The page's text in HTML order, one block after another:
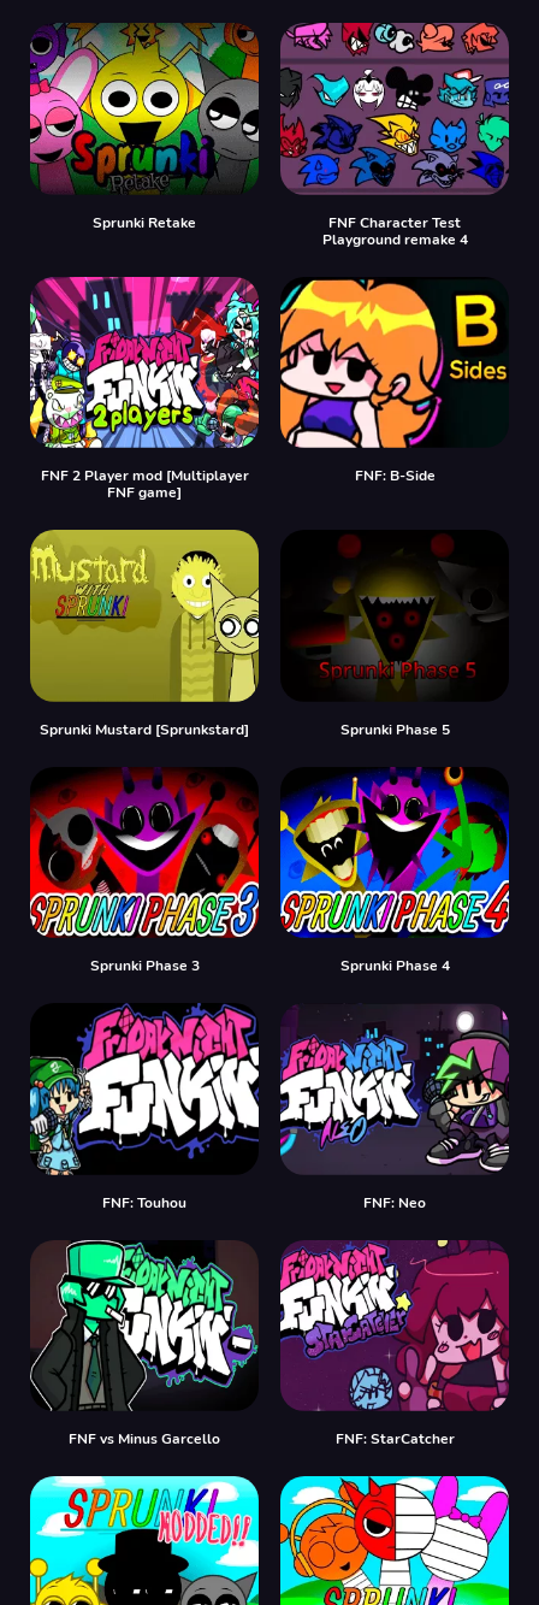
Sprunki Retake
FNF Character Test
Playground remake 4
FNF 2 Player mod [Multiplayer
FNF game]
FNF: B-Side
Sprunki Mustard [Sprunkstard] Sprunki Phase 5
Sprunki Phase 3 Sprunki Phase 4
FNF: Touhou FNF: Neo
FNF vs Minus Garcello FNF: StarCatcher